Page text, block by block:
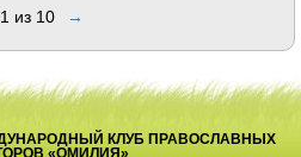
1 из 10 →
КЛУБ ПРАВОСЛАВНЫХ
«ОМИЛИЯ»